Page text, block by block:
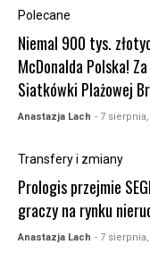
Polecane
Niemal 900 tys.
McDonalda Polska!
Siatkówki Plażowej
Anastazja Lach - 7 sierpnia,
Transfery i zmiany
Prologis przejmie
graczy na rynku
Anastazja Lach - 7 sierpnia,